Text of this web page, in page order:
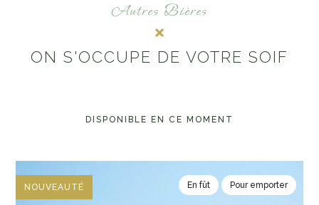
Autres Bières
ON S'OCCUPE DE VOTRE SOIF
DISPONIBLE EN CE MOMENT
NOUVEAUTÉ En fût Pour emporter